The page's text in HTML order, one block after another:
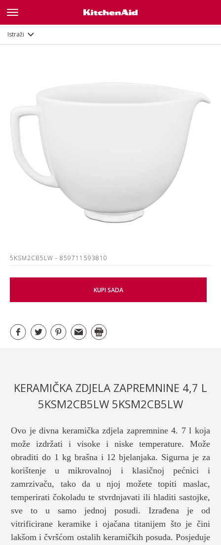
Istraži
5KSM2CB5LW - 859711593810
KUPI SADA
KERAMIČKA ZDJELA ZAPREMNINE 4,7 L
5KSM2CB5LW 5KSM2CB5LW
Ovo je divna keramička zdjela zapremnine 4. 7 l koja
može izdržati i visoke i niske temperature. Može
obraditi do 1 kg brašna i 12 bjelanjaka. Sigurna je za
korištenje u mikrovalnoj i klasičnoj pećnici i
zamrzivaču, tako da u njoj možete topiti maslac,
temperirati čokoladu te stvrdnjavati ili hladiti sastojke,
sve to u samo jednoj posudi. Izrađena je od
vitrificirane keramike i ojačana titanijem što je čini
lakšom i čvršćom ostalih keramičkih posuda. Posjeduje